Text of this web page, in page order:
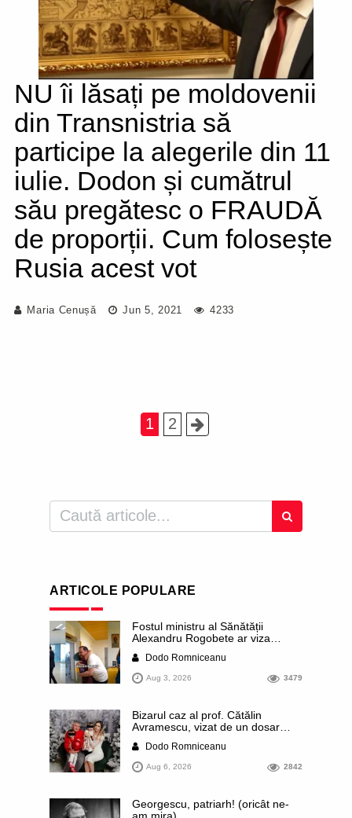
NU îi lăsați pe moldovenii
din Transnistria să
participe la alegerile din 11
iulie. Dodon și cumătrul
său pregătesc o FRAUDĂ
de proporții. Cum folosește
Rusia acest vot
Maria Cenușă Jun 5, 2021 4233
1 2
ARTICOLE POPULARE
Fostul ministru al Sănătății
Alexandru Rogobete ar viza
al orașului Timișoara. Pesedistul
publică imagini demne de Coreea
de Nord cu femei din Timișoara
Dodo Romniceanu
Aug 3, 2026 3479
Bizarul caz al prof. Cătălin
Avramescu, vizat de un dosar
infantilă”. Miroase a execuție
stalinistă. Cea mai imundă parte a
presei publică inclusiv documente
dezvăluite date ultra-personale
ale profesorului, inclusiv
Dodo Romniceanu
Aug 6, 2026 2842
Georgescu, patriarh! (oricât ne-